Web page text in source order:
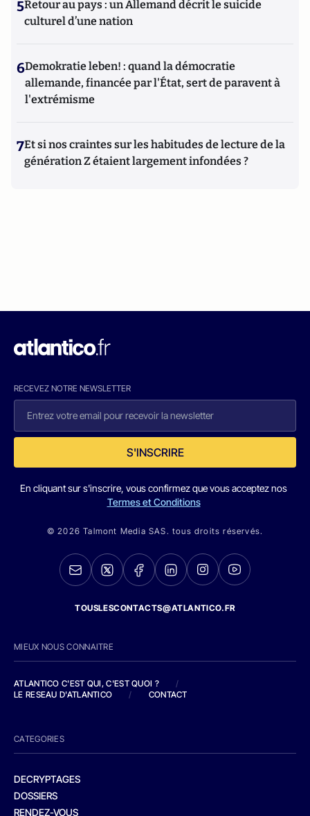
5Retour au pays : un Allemand décrit le suicide
culturel d’une nation
6Demokratie leben! : quand la démocratie
allemande, financée par l'État, sert de paravent à
l'extrémisme
7Et si nos craintes sur les habitudes de lecture de la
génération Z étaient largement infondées ?
RECEVEZ NOTRE NEWSLETTER
S'INSCRIRE
En cliquant sur s'inscrire, vous confirmez que vous acceptez nos
Termes et Conditions
© 2026 Talmont Media SAS. tous droits réservés.
TOUSLESCONTACTS@ATLANTICO.FR
MIEUX NOUS CONNAITRE
ATLANTICO C'EST QUI, C'EST QUOI ?
/
LE RESEAU D'ATLANTICO
/ CONTACT
CATEGORIES
DECRYPTAGES
DOSSIERS
RENDEZ-VOUS